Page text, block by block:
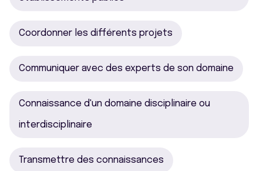
Coordonner les différents projets
Communiquer avec des experts de son domaine
Connaissance d'un domaine disciplinaire ou
interdisciplinaire
Transmettre des connaissances